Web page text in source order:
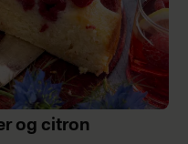
og citron